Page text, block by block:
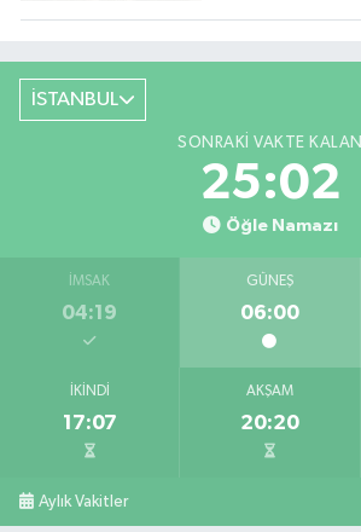
İSTANBUL
SONRAKI VAKTE KALAN
25:00
Öğle Namazı
İMSAK
04:19
GÜNEŞ
06:00
İKINDI
17:07
AKŞAM
20:20
Aylık Vakitler